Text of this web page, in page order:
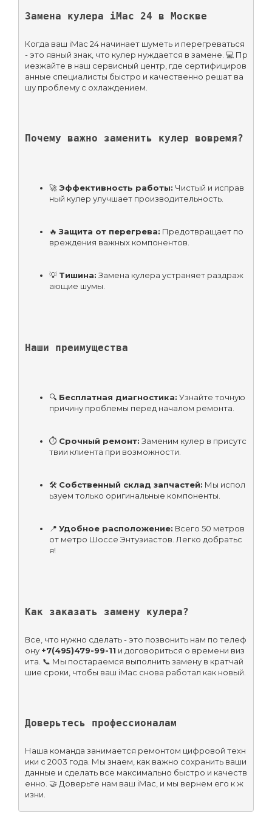
Замена кулера iMac 24 в Москве
Когда ваш iMac 24 начинает шуметь и перегреваться
- это явный знак, что кулер нуждается в замене. 💻 Пр
иезжайте в наш сервисный центр, где сертифициров
анные специалисты быстро и качественно решат ва
шу проблему с охлаждением.
Почему важно заменить кулер вовремя?
🚀 Эффективность работы: Чистый и исправ
ный кулер улучшает производительность.
🔥 Защита от перегрева: Предотвращает по
вреждения важных компонентов.
💡 Тишина: Замена кулера устраняет раздраж
ающие шумы.
Наши преимущества
🔍 Бесплатная диагностика: Узнайте точную
причину проблемы перед началом ремонта.
⏱️ Срочный ремонт: Заменим кулер в присутс
твии клиента при возможности.
🛠️ Собственный склад запчастей: Мы испол
ьзуем только оригинальные компоненты.
📍 Удобное расположение: Всего 50 метров
от метро Шоссе Энтузиастов. Легко добратьс
я!
Как заказать замену кулера?
Все, что нужно сделать - это позвонить нам по телеф
ону +7(495)479-99-11 и договориться о времени виз
ита. 📞 Мы постараемся выполнить замену в кратчай
шие сроки, чтобы ваш iMac снова работал как новый.
Доверьтесь профессионалам
Наша команда занимается ремонтом цифровой техн
ики с 2003 года. Мы знаем, как важно сохранить ваши
данные и сделать все максимально быстро и качеств
енно. 🤝 Доверьте нам ваш iMac, и мы вернем его к ж
изни.